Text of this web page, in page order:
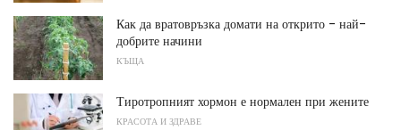
Как да вратовръзка домати на открито - най-
добрите начини
КЪЩА
Тиротропният хормон е нормален при жените
КРАСОТА И ЗДРАВЕ